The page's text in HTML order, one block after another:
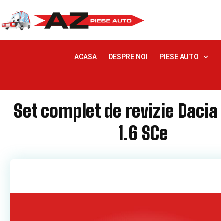
ACASA DESPRE NOI PIESE AUTO
Set complet de revizie
1.6 SCe